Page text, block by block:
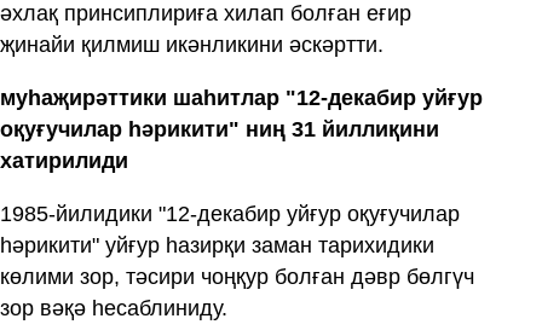
әхлақ принсиплириға хилап болған еғир
җинайи қилмиш икәнликини әскәртти.
муһаҗирәттики шаһитлар "12-декабир уйғур
оқуғучилар һәрикити" ниң 31 йиллиқини
хатирилиди
1985-йилидики "12-декабир уйғур оқуғучилар
һәрикити" уйғур һазирқи заман тарихидики
көлими зор, тәсири чоңқур болған дәвр бөлгүч
зор вәқә һесаблиниду.